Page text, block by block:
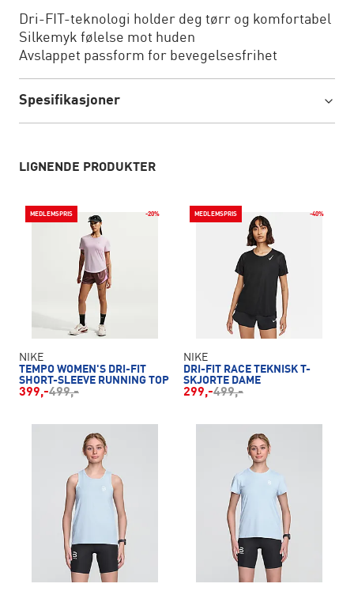
Dri-FIT-teknologi holder deg tørr og komfortabel
Silkemyk følelse mot huden
Avslappet passform for bevegelsesfrihet
Spesifikasjoner
LIGNENDE PRODUKTER
MEDLEMSPRIS -20%
NIKE
TEMPO WOMEN'S DRI-FIT
SHORT-SLEEVE RUNNING TOP
399,-499,-
MEDLEMSPRIS -40%
NIKE
DRI-FIT RACE TEKNISK T-
SKJORTE DAME
299,-499,-